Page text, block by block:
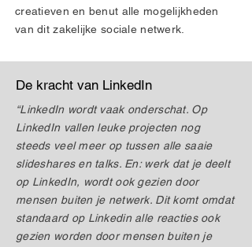
creatieven en benut alle mogelijkheden
van dit zakelijke sociale netwerk.
De kracht van LinkedIn
“LinkedIn wordt vaak onderschat. Op
LinkedIn vallen leuke projecten nog
steeds veel meer op tussen alle saaie
slideshares en talks. En: werk dat je deelt
op LinkedIn, wordt ook gezien door
mensen buiten je netwerk. Dit komt omdat
standaard op Linkedin alle reacties ook
gezien worden door mensen buiten je